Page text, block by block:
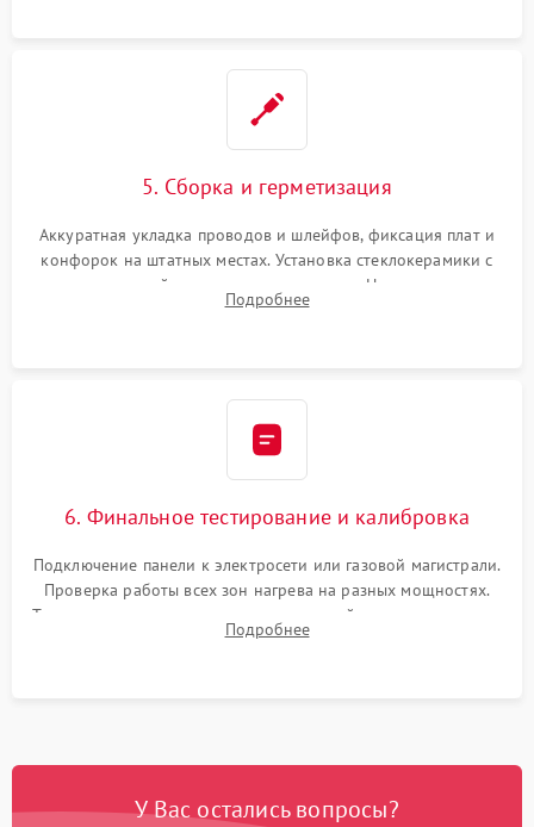
5. Сборка и герметизация
Аккуратная укладка проводов и шлейфов, фиксация плат и
конфорок на штатных местах. Установка стеклокерамики с
проверкой равномерности зазоров. Нанесение
термостойкого герметика или укладка уплотнительной
Подробнее
6. Финальное тестирование и калибровка
Подключение панели к электросети или газовой магистрали.
Проверка работы всех зон нагрева на разных мощностях.
Тестирование сенсорного управления, таймера, индикаторов
остаточного тепла и систем защиты от перегрева.
Подробнее
У Вас остались вопросы?